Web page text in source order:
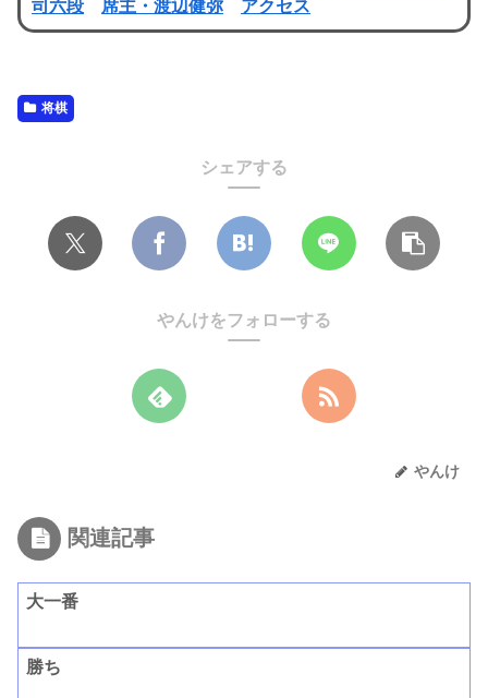
司六段
席主・渡辺健弥 アクセス
将棋
シェアする
やんけをフォローする
やんけ
関連記事
大一番
勝ち